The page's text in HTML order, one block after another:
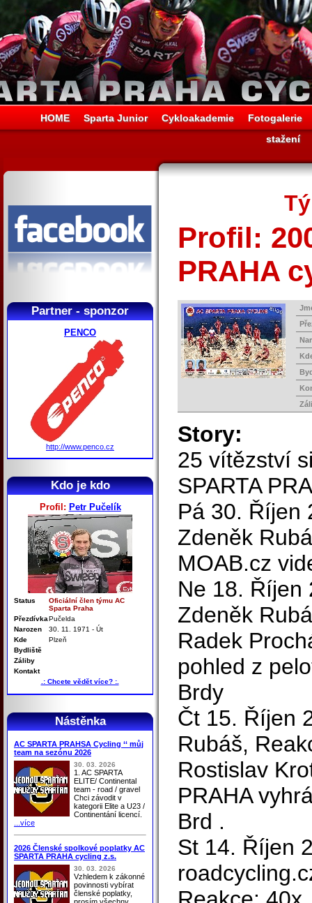
HOME Sparta Junior Cykloakademie
Fotogalerie
stažení
Partner - sponzor
PENCO
http://www.penco.cz
Kdo je kdo
Profil: Petr Pučelík
Status
Oficiální člen týmu AC
Sparta Praha
PřezdívkaPučelda
Narozen
30. 11. 1971 - Út
Kde
Plzeň
Bydliště
Záliby
Kontakt
.: Chcete vědět více? :.
Nástěnka
AC SPARTA PRAHSA Cycling ‘‘ můj
team na sezónu 2026
30. 03. 2026
1. AC SPARTA
ELITE/ Continental
team - road / gravel
Chci závodit v
kategorii Elite a U23 /
Continentání licencí.
...více
2026 Členské spolkové poplatky AC
SPARTA PRAHA cycling z.s.
30. 03. 2026
Vzhledem k zákonné
povinnosti vybírat
členské poplatky,
Profil:
PRAHA
Story:
25 vítězství
SPARTA
Pá 30. Říjen
Zdeněk
MOAB.cz
Ne 18. Říjen
Zdeněk
Radek
pohled z
Brdy
Čt 15. Říjen
Rubáš,
Rostislav
PRAHA
Brd .
St 14. Říjen